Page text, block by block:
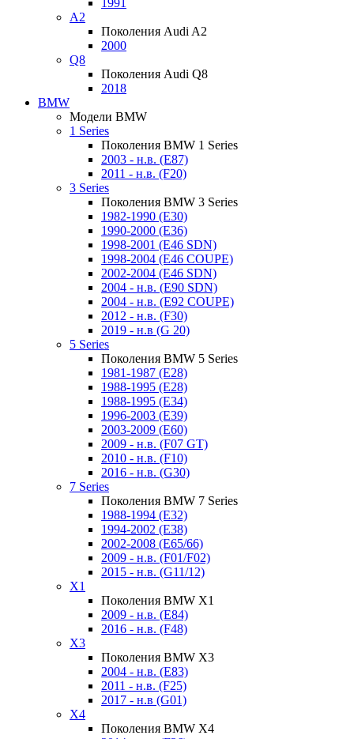
1991
A2
Поколения Audi A2
2000
Q8
Поколения Audi Q8
2018
BMW
Модели BMW
1 Series
Поколения BMW 1 Series
2003 - н.в. (E87)
2011 - н.в. (F20)
3 Series
Поколения BMW 3 Series
1982-1990 (E30)
1990-2000 (E36)
1998-2001 (E46 SDN)
1998-2004 (E46 COUPE)
2002-2004 (E46 SDN)
2004 - н.в. (E90 SDN)
2004 - н.в. (E92 COUPE)
2012 - н.в. (F30)
2019 - н.в (G 20)
5 Series
Поколения BMW 5 Series
1981-1987 (E28)
1988-1995 (E28)
1988-1995 (E34)
1996-2003 (E39)
2003-2009 (E60)
2009 - н.в. (F07 GT)
2010 - н.в. (F10)
2016 - н.в. (G30)
7 Series
Поколения BMW 7 Series
1988-1994 (E32)
1994-2002 (E38)
2002-2008 (E65/66)
2009 - н.в. (F01/F02)
2015 - н.в. (G11/12)
X1
Поколения BMW X1
2009 - н.в. (E84)
2016 - н.в. (F48)
X3
Поколения BMW X3
2004 - н.в. (E83)
2011 - н.в. (F25)
2017 - н.в (G01)
X4
Поколения BMW X4